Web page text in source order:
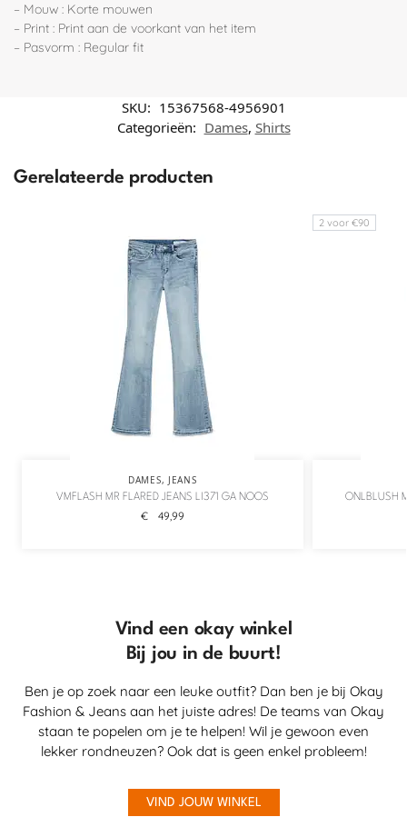
– Mouw : Korte mouwen
– Print : Print aan de voorkant van het item
– Pasvorm : Regular fit
SKU: 15367568-4956901
Categorieën: Dames, Shirts
Gerelateerde producten
DAMES, JEANS
VMFLASH MR FLARED JEANS LI371 GA NOOS
€ 49,99
2 voor €90
ONLBLUSH
Vind een okay winkel
Bij jou in de buurt!
Ben je op zoek naar een leuke outfit? Dan ben je bij Okay
Fashion & Jeans aan het juiste adres! De teams van Okay
staan te popelen om je te helpen! Wil je gewoon even
lekker rondneuzen? Ook dat is geen enkel probleem!
VIND JOUW WINKEL